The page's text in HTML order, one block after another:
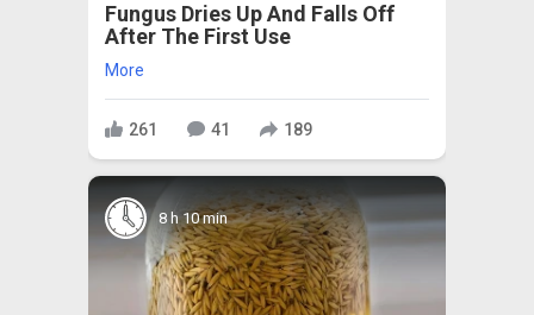
Fungus Dries Up And Falls Off
After The First Use
More
261 41 189
8 h 10 min